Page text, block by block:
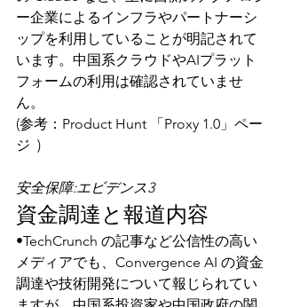
ー企業によるインフラやパートナーシ
ップを利用していることが明記されて
います。中国系クラウドやAIプラット
フォームの利用は確認されていませ
ん。
(参考：Product Hunt 「Proxy 1.0」ペー
ジ  )
安全保障:エビデンス3
資金調達と報道内容
•TechCrunch の記事など公信性の高い
メディアでも、Convergence AI の資金
調達や技術開発について報じられてい